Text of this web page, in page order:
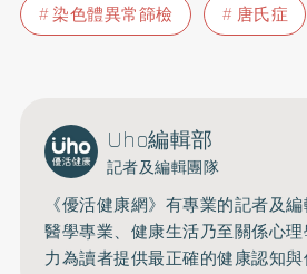
染色體異常篩檢 唐氏症
Uho編輯部
記者及編輯團隊
《優活健康網》有專業的記者及
醫學專業、健康生活乃至關係心
力為讀者提供最正確的健康認知與